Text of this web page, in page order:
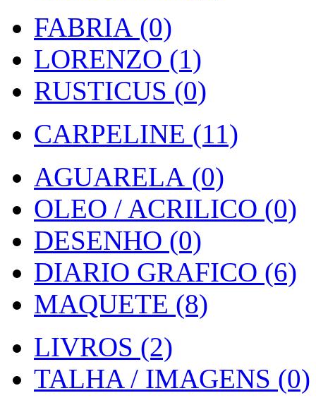
FABRIA (0)
LORENZO (1)
RUSTICUS (0)
CARPELINE (11)
AGUARELA (0)
OLEO / ACRILICO (0)
DESENHO (0)
DIARIO GRAFICO (6)
MAQUETE (8)
LIVROS (2)
TALHA / IMAGENS (0)